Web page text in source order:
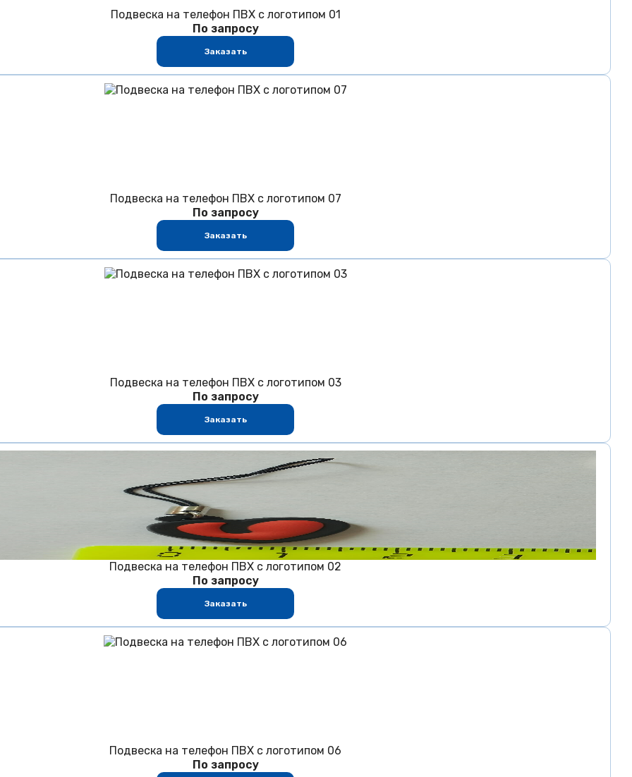
Подвеска на телефон ПВХ с логотипом 01
По запросу
Заказать
Подвеска на телефон ПВХ с логотипом 07
По запросу
Заказать
Подвеска на телефон ПВХ с логотипом 03
По запросу
Заказать
Подвеска на телефон ПВХ с логотипом 02
По запросу
Заказать
Подвеска на телефон ПВХ с логотипом 06
По запросу